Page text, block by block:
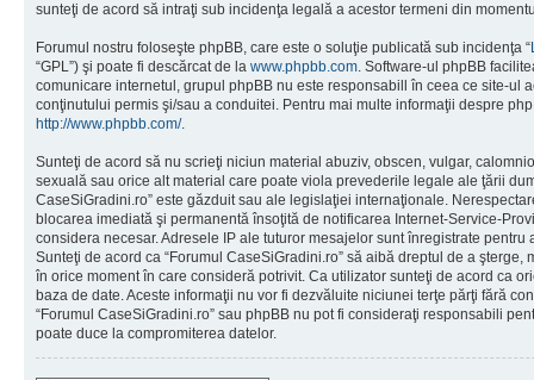
sunteţi de acord să intraţi sub incidenţa legală a acestor termeni din
Forumul nostru foloseşte phpBB, care este o soluţie publicată sub incidenţa “
“GPL”) şi poate fi descărcat de la www.phpbb.com. Software-ul phpBB
comunicare internetul, grupul phpBB nu este responsabill în ceea ce site-ul
conţinutului permis şi/sau a conduitei. Pentru mai multe informaţii despre
http://www.phpbb.com/.
Sunteţi de acord să nu scrieţi niciun material abuziv, obscen, vulgar,
sexuală sau orice alt material care poate viola prevederile legale ale ţării
CaseSiGradini.ro” este găzduit sau ale legislaţiei internaţionale.
blocarea imediată şi permanentă însoţită de notificarea Internet-Service-
considera necesar. Adresele IP ale tuturor mesajelor sunt înregistrate
Sunteţi de acord ca “Forumul CaseSiGradini.ro” să aibă dreptul de a
în orice moment în care consideră potrivit. Ca utilizator sunteţi de acord ca
baza de date. Aceste informaţii nu vor fi dezvăluite niciunei terţe părţi fără
“Forumul CaseSiGradini.ro” sau phpBB nu pot fi consideraţi responsabili
poate duce la compromiterea datelor.